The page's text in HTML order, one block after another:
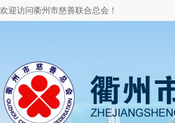
欢迎访问衢州市慈善联合总会！